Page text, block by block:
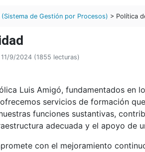
(Sistema de Gestión por Procesos) > Política
11/9/2024 (1855 lecturas)
Luis Amigó, fundamentados en
servicios de formación
funciones sustantivas,
adecuada y el apoyo de
con el mejoramiento